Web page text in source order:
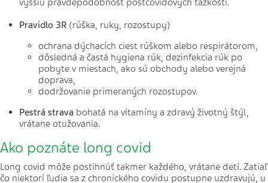
vyššiu pravdepodobnosť postcovidových ťažkostí.
Pravidlo 3R (rúška, ruky, rozostupy)
ochrana dýchacích ciest rúškom alebo respirátorom,
dôsledná a častá hygiena rúk, dezinfekcia rúk po
pobyte v miestach, ako sú obchody alebo verejná
doprava,
dodržovanie primeraných rozostupov.
Pestrá strava bohatá na vitamíny a zdravý životný štýl,
vrátane otužovania.
Ako poznáte long covid
Long covid môže postihnúť takmer každého, vrátane detí. Zatiaľ
čo niektorí ľudia sa z chronického covidu postupne uzdravujú, u